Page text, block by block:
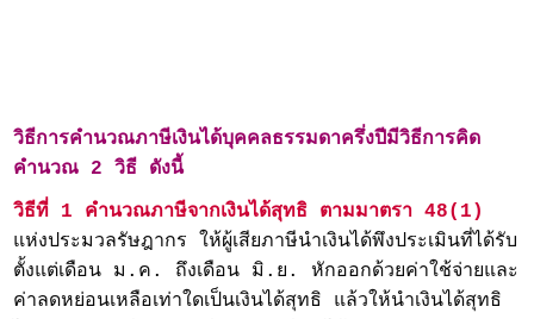
วิธีการคำนวณภาษีเงินได้บุคคลธรรมดาครึ่งปีมีวิธีการคิด
คำนวณ 2 วิธี ดังนี้
วิธีที่ 1 คำนวณภาษีจากเงินได้สุทธิ
ตามมาตรา 48(1)
แห่งประมวลรัษฎากร ให้ผู้เสียภาษีนำเงินได้พึงประเมินที่ได้รับ
ตั้งแต่เดือน ม.ค. ถึงเดือน มิ.ย. หักออกด้วยค่าใช้จ่ายและ
ค่าลดหย่อนเหลือเท่าใดเป็นเงินได้สุทธิ แล้วให้นำเงินได้สุทธิ